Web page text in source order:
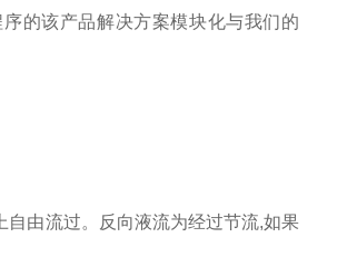
的该产品解决方案模块化与我们的
由流过。反向液流为经过节流,如果